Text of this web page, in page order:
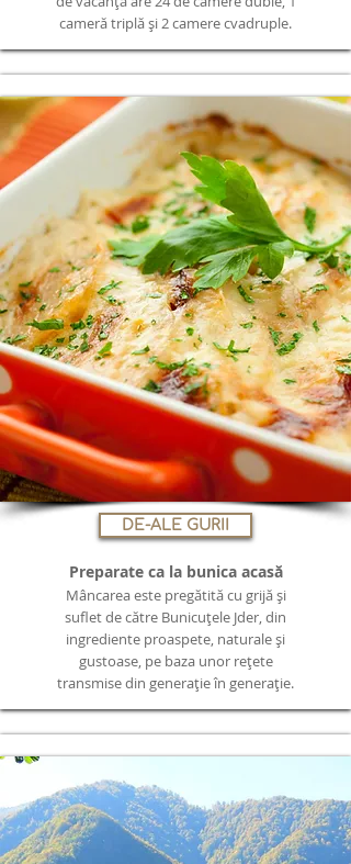
cameră triplă și 2 camere cvadruple.
DE-ALE GURII
Preparate ca la bunica acasă
Mâncarea este pregătită cu grijă și
suflet de către Bunicuțele Jder, din
ingrediente proaspete, naturale și
gustoase, pe baza unor rețete
transmise din generație în generație.